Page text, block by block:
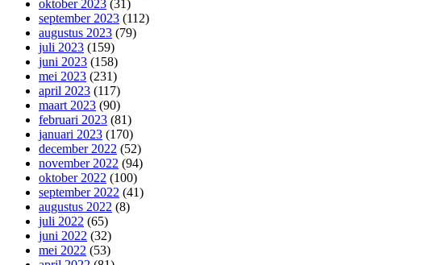
oktober 2023 (31)
september 2023 (112)
augustus 2023 (79)
juli 2023 (159)
juni 2023 (158)
mei 2023 (231)
april 2023 (117)
maart 2023 (90)
februari 2023 (81)
januari 2023 (170)
december 2022 (52)
november 2022 (94)
oktober 2022 (100)
september 2022 (41)
augustus 2022 (8)
juli 2022 (65)
juni 2022 (32)
mei 2022 (53)